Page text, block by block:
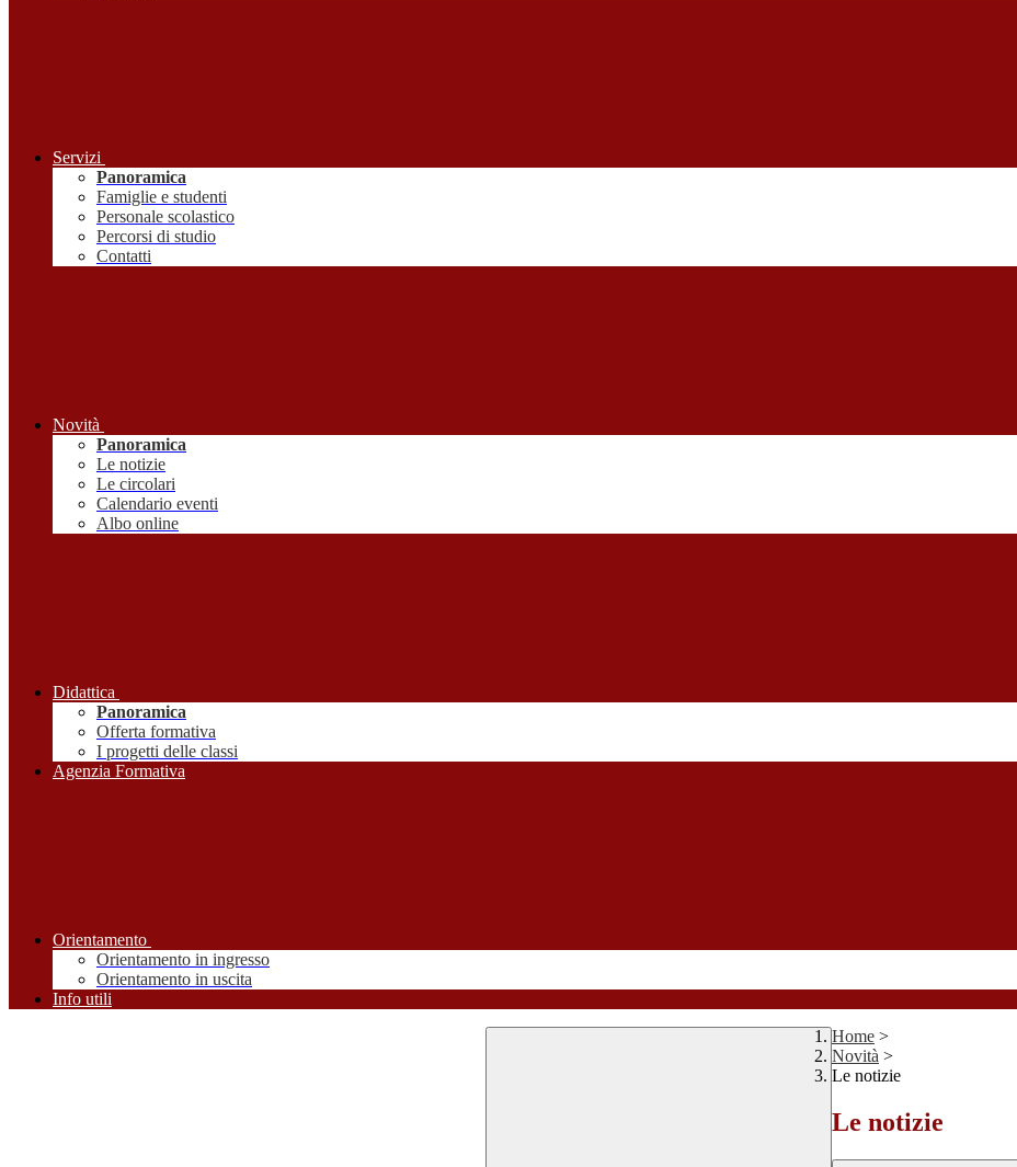
Servizi
Panoramica
Famiglie e studenti
Personale scolastico
Percorsi di studio
Contatti
Novità
Panoramica
Le notizie
Le circolari
Calendario eventi
Albo online
Didattica
Panoramica
Offerta formativa
I progetti delle classi
Agenzia Formativa
Orientamento
Orientamento in ingresso
Orientamento in uscita
Info utili
Home >
Novità >
Le notizie
Le notizie